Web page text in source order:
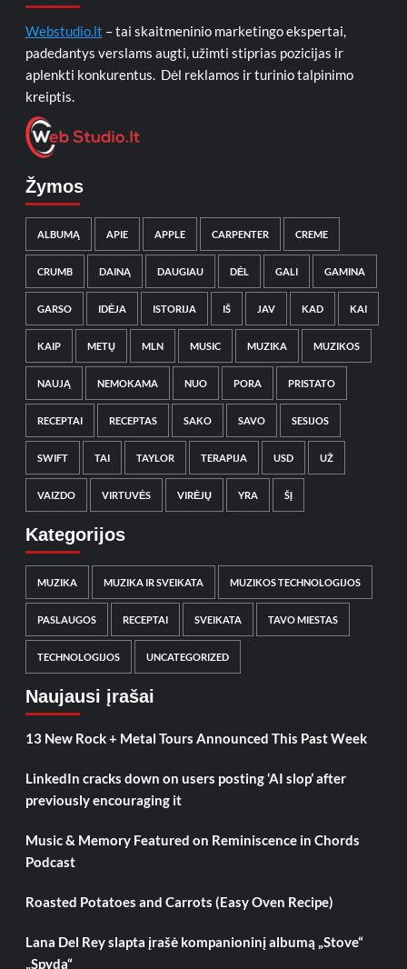
Webstudio.lt – tai skaitmeninio marketingo ekspertai,
padedantys verslams augti, užimti stiprias pozicijas ir
aplenkti konkurentus. Dėl reklamos ir turinio talpinimo
kreiptis.
Žymos
ALBUMĄ APIE APPLE CARPENTER CREME
CRUMB DAINĄ DAUGIAU DĖL GALI GAMINA
GARSO IDĖJA ISTORIJA IŠ JAV KAD KAI
KAIP METŲ MLN MUSIC MUZIKA MUZIKOS
NAUJĄ NEMOKAMA NUO PORA PRISTATO
RECEPTAI RECEPTAS SAKO SAVO SESIJOS
SWIFT TAI TAYLOR TERAPIJA USD UŽ
VAIZDO VIRTUVĖS VIRĖJŲ YRA ŠĮ
Kategorijos
MUZIKA MUZIKA IR SVEIKATA MUZIKOS TECHNOLOGIJOS
PASLAUGOS RECEPTAI SVEIKATA TAVO MIESTAS
TECHNOLOGIJOS UNCATEGORIZED
Naujausi įrašai
13 New Rock + Metal Tours Announced This Past Week
LinkedIn cracks down on users posting ‘AI slop’ after
previously encouraging it
Music & Memory Featured on Reminiscence in Chords
Podcast
Roasted Potatoes and Carrots (Easy Oven Recipe)
Lana Del Rey slapta įrašė kompanioninį albumą „Stove“
„Spyda“